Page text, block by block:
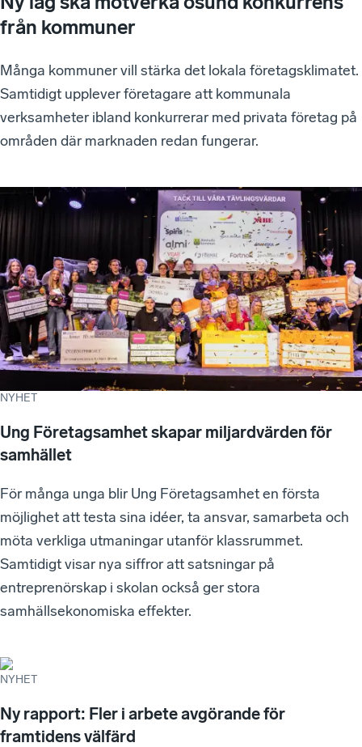
från kommuner
Många kommuner vill stärka det lokala företagsklimatet.
Samtidigt upplever företagare att kommunala
verksamheter ibland konkurrerar med privata företag på
områden där marknaden redan fungerar.
NYHET
Ung Företagsamhet skapar miljardvärden för
samhället
För många unga blir Ung Företagsamhet en första
möjlighet att testa sina idéer, ta ansvar, samarbeta och
möta verkliga utmaningar utanför klassrummet.
Samtidigt visar nya siffror att satsningar på
entreprenörskap i skolan också ger stora
samhällsekonomiska effekter.
NYHET
Ny rapport: Fler i arbete avgörande för
framtidens välfärd